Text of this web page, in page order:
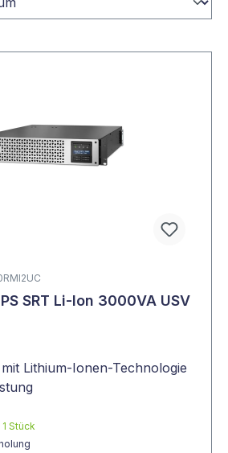
SRT Li-Ion 3000VA USV
Lithium-Ionen-Technologie
1 Stück